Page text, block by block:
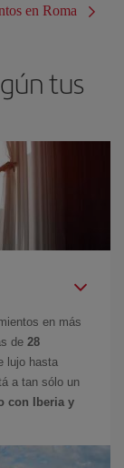
en Roma
tus
en más
de 28
lujo hasta
a tan sólo un
con Iberia y